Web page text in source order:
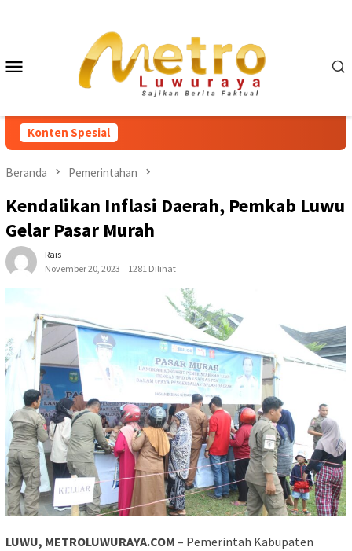
Mobile
Konten Spesial
Beranda Pemerintahan
Kendalikan Inflasi Daerah, Pemkab Luwu
Gelar Pasar Murah
Rais
November 20, 2023
1281 Dilihat
LUWU, METROLUWURAYA.COM – Pemerintah Kabupaten